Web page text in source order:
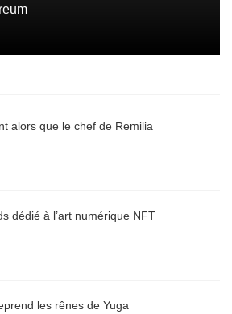
alors que le chef de Remilia
dédié à l’art numérique NFT
les rênes de Yuga